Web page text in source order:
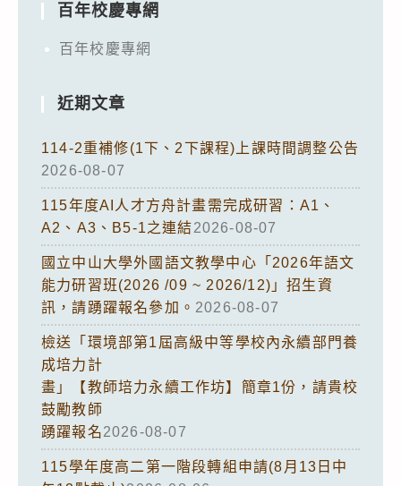
百年校慶專網
百年校慶專網
近期文章
114-2重補修(1下、2下課程)上課時間調整公告
2026-08-07
115年度AI人才方舟計畫需完成研習：A1、
A2、A3、B5-1之連結2026-08-07
國立中山大學外國語文教學中心「2026年語文
能力研習班(2026 /09 ~ 2026/12)」招生資
訊，請踴躍報名參加。 2026-08-07
檢送「環境部第1屆高級中等學校內永續部門養
成培力計
畫」【教師培力永續工作坊】簡章1份，請貴校
鼓勵教師
踴躍報名2026-08-07
115學年度高二第一階段轉組申請(8月13日中